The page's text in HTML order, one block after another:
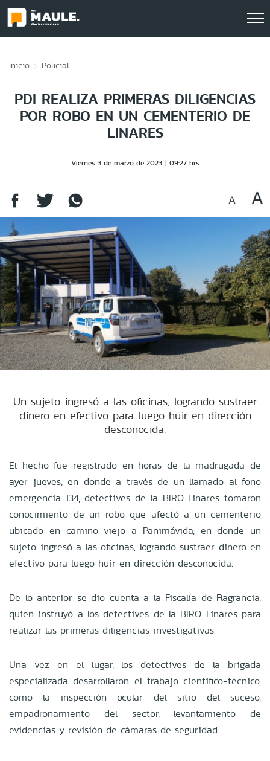
Inicio Policial
PDI REALIZA PRIMERAS DILIGENCIAS
POR ROBO EN UN CEMENTERIO DE
LINARES
Viernes 3 de marzo de 2023 09:27 hrs
Un sujeto ingresó a las oficinas, logrando sustraer
dinero en efectivo para luego huir en dirección
desconocida.
El hecho fue registrado en horas de la madrugada de
ayer jueves, en donde a través de un llamado al fono
emergencia 134, detectives de la BIRO Linares tomaron
conocimiento de un robo que afectó a un cementerio
ubicado en camino viejo a Panimávida, en donde un
sujeto ingresó a las oficinas, logrando sustraer dinero en
efectivo para luego huir en dirección desconocida.
De lo anterior se dio cuenta a la Fiscalía de Flagrancia,
quien instruyó a los detectives de la BIRO Linares para
realizar las primeras diligencias investigativas.
Una vez en el lugar, los detectives de la brigada
especializada desarrollaron el trabajo científico-técnico,
como la inspección ocular del sitio del suceso,
empadronamiento del sector, levantamiento de
evidencias y revisión de cámaras de seguridad.